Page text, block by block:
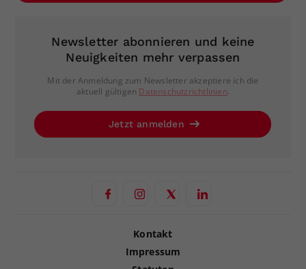
Newsletter abonnieren und keine
Neuigkeiten mehr verpassen
Mit der Anmeldung zum Newsletter akzeptiere ich die
aktuell gültigen Datenschutzrichtlinien.
Jetzt anmelden
Kontakt
Impressum